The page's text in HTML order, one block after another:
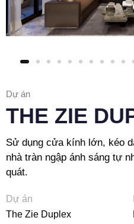
Dự án
THE ZIE
Sử dụng cửa kính lớn, kéo
nhà tràn ngập ánh sáng tự
quát.
Dự án
The Zie Duplex